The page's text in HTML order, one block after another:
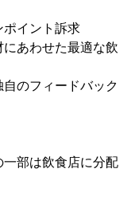
ポイント訴求
あわせた最適な飲
のフィードバック
部は飲食店に分配